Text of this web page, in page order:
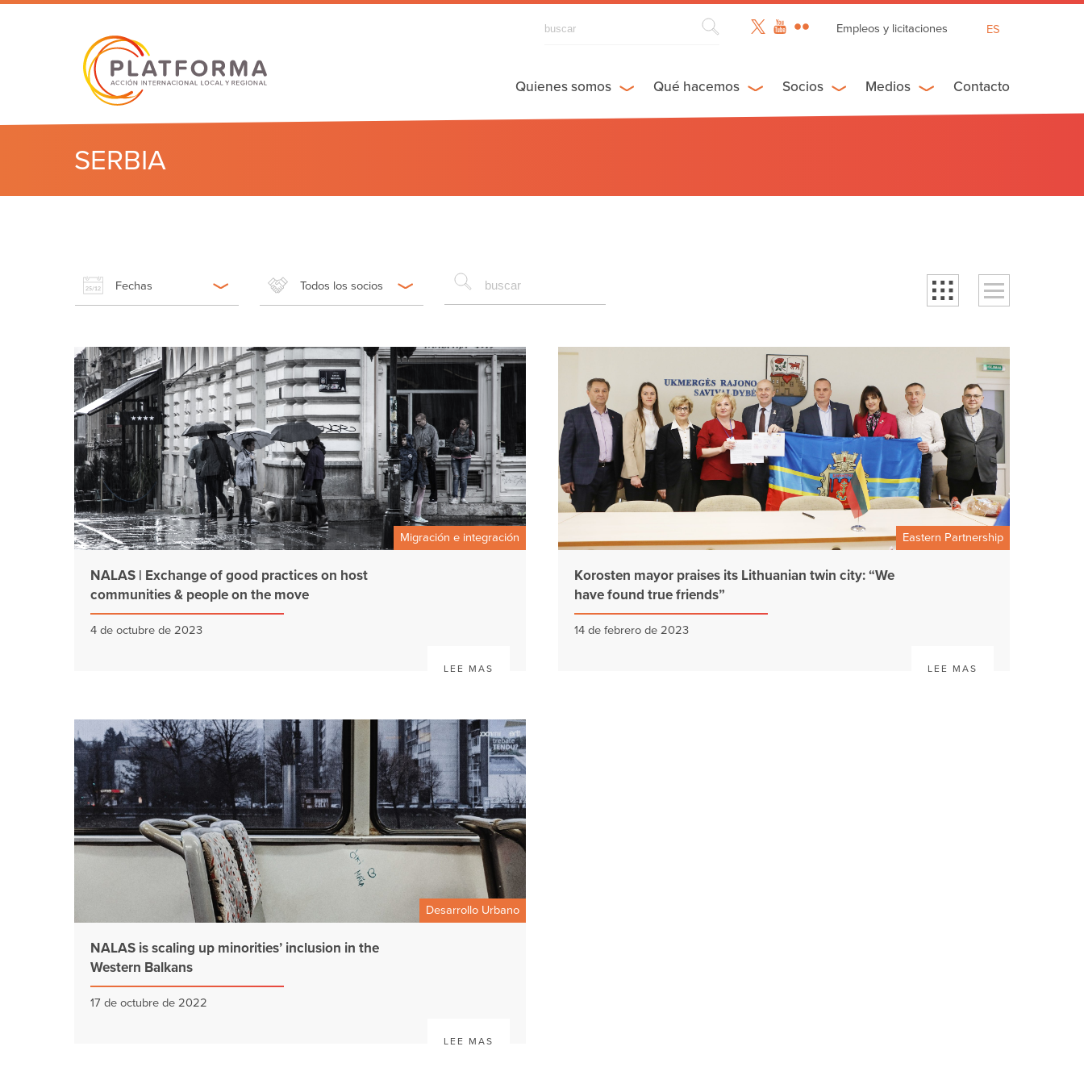
SERBIA
Empleos y licitaciones
FR
ES
Quienes somos Qué hacemos Socios Medios Contacto
Fechas Todos los socios
Migración e integración
NALAS | Exchange of good practices on host
communities & people on the move
4 de octubre de 2023
LEE MAS
Eastern Partnership
Korosten mayor praises its Lithuanian twin city: “We
have found true friends”
14 de febrero de 2023
LEE MAS
Desarrollo Urbano
NALAS is scaling up minorities’ inclusion in the
Western Balkans
17 de octubre de 2022
LEE MAS